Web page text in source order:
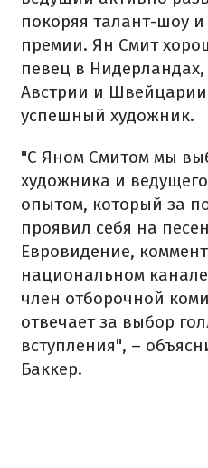
покоряя талант-шоу
премии. Ян Смит
певец в
Австрии и
успешный художник.
"С Яном Смитом мы
художника и
опытом, который за
проявил себя на
Евровидение,
национальном
член отборочной
отвечает за выбор
вступления", –
Баккер.